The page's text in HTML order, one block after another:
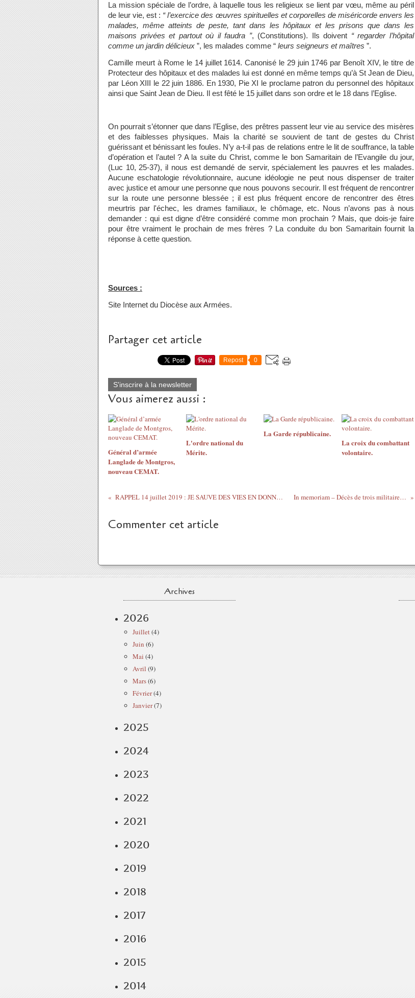
La mission spéciale de l’ordre, à laquelle tous les religieux se lient par vœu, même au péril
de leur vie, est : “ l’exercice des œuvres spirituelles et corporelles de miséricorde envers les
malades, même atteints de peste, tant dans les hôpitaux et les prisons que dans les
maisons privées et partout où il faudra ”, (Constitutions). Ils doivent “ regarder l’hôpital
comme un jardin délicieux ”, les malades comme “ leurs seigneurs et maîtres ”.
Camille meurt à Rome le 14 juillet 1614. Canonisé le 29 juin 1746 par Benoît XIV, le titre de
Protecteur des hôpitaux et des malades lui est donné en même temps qu’à St Jean de Dieu,
par Léon XIII le 22 juin 1886. En 1930, Pie XI le proclame patron du personnel des hôpitaux
ainsi que Saint Jean de Dieu. Il est fêté le 15 juillet dans son ordre et le 18 dans l’Eglise.
On pourrait s’étonner que dans l’Eglise, des prêtres passent leur vie au service des misères
et des faiblesses physiques. Mais la charité se souvient de tant de gestes du Christ
guérissant et bénissant les foules. N’y a-t-il pas de relations entre le lit de souffrance, la table
d’opération et l’autel ? A la suite du Christ, comme le bon Samaritain de l’Evangile du jour,
(Luc 10, 25-37), il nous est demandé de servir, spécialement les pauvres et les malades.
Aucune eschatologie révolutionnaire, aucune idéologie ne peut nous dispenser de traiter
avec justice et amour une personne que nous pouvons secourir. Il est fréquent de rencontrer
sur la route une personne blessée ; il est plus fréquent encore de rencontrer des êtres
meurtris par l'échec, les drames familiaux, le chômage, etc. Nous n’avons pas à nous
demander : qui est digne d’être considéré comme mon prochain ? Mais, que dois-je faire
pour être vraiment le prochain de mes frères ? La conduite du bon Samaritain fournit la
réponse à cette question.
Sources :
Site Internet du Diocèse aux Armées.
Partager cet article
Repost 0
S'inscrire à la newsletter
Vous aimerez aussi :
Général d’armée
Langlade de Montgros,
nouveau CEMAT.
L'ordre national du
Mérite.
La Garde républicaine.
La croix du combattant
volontaire.
RAPPEL 14 juillet 2019 : JE SAUVE DES VIES EN DONNANT MON SANG ! In memoriam – Décès de trois militaires en Guyane.
Commenter cet article
Archives
2026
Juillet(4)
Juin (6)
Mai (4)
Avril (9)
Mars(6)
Février(4)
Janvier(7)
2025
2024
2023
2022
2021
2020
2019
2018
2017
2016
2015
2014